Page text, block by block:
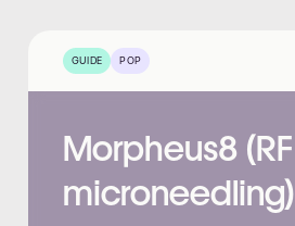
GUIDE POP
Morpheus8 (RF
microneedling)